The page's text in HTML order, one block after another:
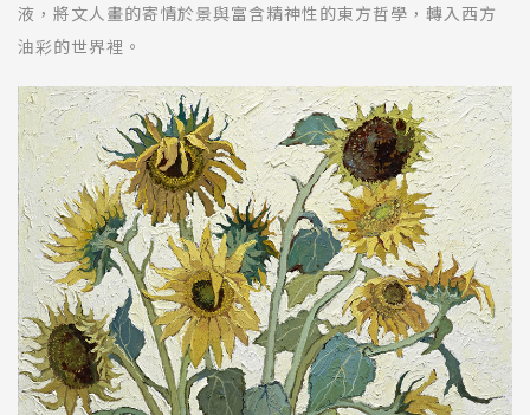
液，將文人畫的寄情於景與富含精神性的東方哲學，轉入西方
油彩的世界裡。